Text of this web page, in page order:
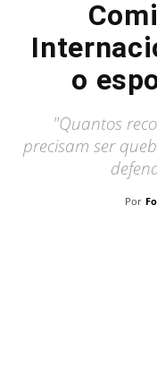
o
"Quantos
precisam ser
Por